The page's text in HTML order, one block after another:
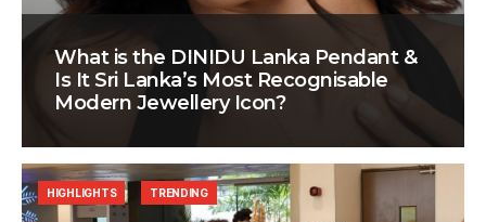
What is the DINIDU Lanka Pendant &
Is It Sri Lanka’s Most Recognisable
Modern Jewellery Icon?
HIGHLIGHTS TRENDING